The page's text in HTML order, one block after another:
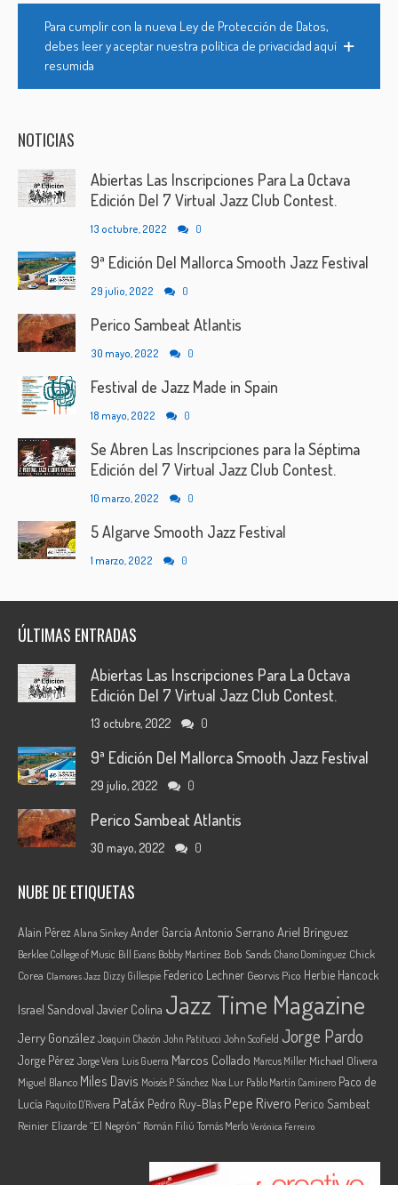
Para cumplir con la nueva Ley de Protección de Datos,
debes leer y aceptar nuestra política de privacidad aquí
resumida
NOTICIAS
Abiertas Las Inscripciones Para La Octava
Edición Del 7 Virtual Jazz Club Contest.
13 octubre, 2022 0
9ª Edición Del Mallorca Smooth Jazz Festival
29 julio, 2022 0
Perico Sambeat Atlantis
30 mayo, 2022 0
Festival de Jazz Made in Spain
18 mayo, 2022 0
Se Abren Las Inscripciones para la Séptima
Edición del 7 Virtual Jazz Club Contest.
10 marzo, 2022 0
5 Algarve Smooth Jazz Festival
1 marzo, 2022 0
ÚLTIMAS ENTRADAS
Abiertas Las Inscripciones Para La Octava
Edición Del 7 Virtual Jazz Club Contest.
13 octubre, 2022 0
9ª Edición Del Mallorca Smooth Jazz Festival
29 julio, 2022 0
Perico Sambeat Atlantis
30 mayo, 2022 0
NUBE DE ETIQUETAS
Alain Pérez Alana SinkeyAnder García Antonio Serrano Ariel Brínguez
Berklee College of Music Bill Evans Bobby Martínez Bob Sands Chano Domínguez Chick
Corea Clamores Jazz Dizzy Gillespie Federico Lechner Georvis Pico Herbie Hancock
Israel Sandoval Javier Colina Jazz Time Magazine
Jerry González Joaquin Chacón John Patitucci John Scofield Jorge Pardo
Jorge Pérez Jorge Vera Luis Guerra Marcos Collado Marcus Miller Michael Olivera
Miguel Blanco Miles Davis Moisés P. Sánchez Noa Lur Pablo Martín Caminero Paco de
Lucía Paquito D'Rivera Patáx Pedro Ruy-Blas Pepe Rivero Perico Sambeat
Reinier Elizarde “El Negrón” Román Filiú Tomás Merlo Verónica Ferreiro